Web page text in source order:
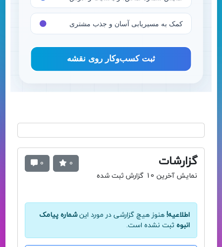
0 0 گزارشات
نمایش آخرین 10 گزارش ثبت شده
اطلاعیه! هنوز هیچ گزارشی در مورد اینشماره پیامک
انبوه ثبت نشده است.